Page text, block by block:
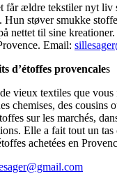
får ældre tekstiler nyt liv
Hun støver smukke
nettet til sine
Email:
d’étoffes provencales
vieux textiles que vous
chemises, des cousins
sur les marchés,
Elle a fait tout un tas
achetées en